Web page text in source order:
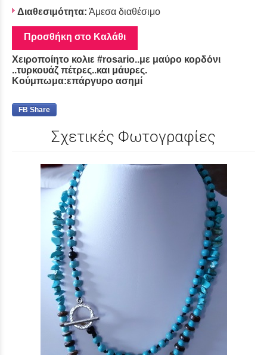
Διαθεσιμότητα: Άμεσα διαθέσιμο
Προσθήκη στο Καλάθι
Χειροποίητο κολιε #rosario..με μαύρο κορδόνι
..τυρκουάζ πέτρες..και μάυρες.
Κούμπωμα:επάργυρο ασημί
FB Share
Σχετικές Φωτογραφίες